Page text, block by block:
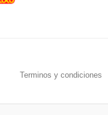
Terminos y condiciones